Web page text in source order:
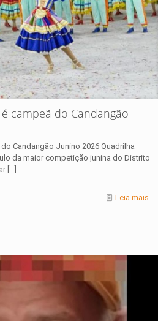
campeã do Candangão
Candangão Junino 2026 Quadrilha
da maior competição junina do Distrito
Leia mais